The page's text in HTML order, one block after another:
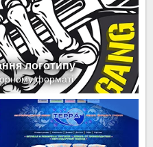
логотипу
форматі